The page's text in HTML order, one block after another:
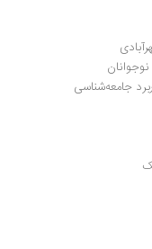
درباره آموزش اخلاق: مطالعه‌ای در نظریه و کاربرد جامعه‌شناسی